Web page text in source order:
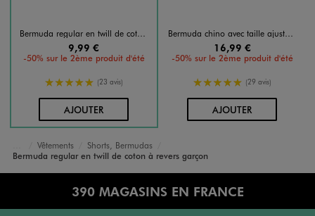
Bermuda regular en twill de coton à revers garçon
9,99 €
-50% sur le 2ème produit d'été
5/5 de moyenne
(23 avis)
AJOUTERAU PANIER
Bermuda chino avec taille ajustable et ceinture garçon - LuluCastagnette
16,99 €
-50% sur le 2ème produit d'été
5/5 de moyenne
(29 avis)
AJOUTERAU PANIER
Accueil
Garçon
Vêtements
Shorts, Bermudas
Bermuda regular en twill de coton à revers garçon
390 MAGASINS EN FRANCE